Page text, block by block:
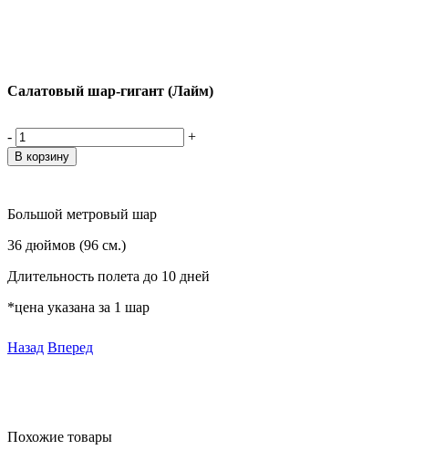
Салатовый шар-гигант (Лайм)
-
+
Большой метровый шар
36 дюймов (96 см.)
Длительность полета до 10 дней
*цена указана за 1 шар
Назад Вперед
Похожие товары